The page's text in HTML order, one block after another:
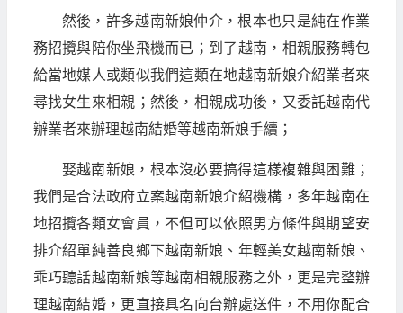
然後，許多越南新娘仲介，根本也只是純在作業
務招攬與陪你坐飛機而已；到了越南，相親服務轉包
給當地媒人或類似我們這類在地越南新娘介紹業者來
尋找女生來相親；然後，相親成功後，又委託越南代
辦業者來辦理越南結婚等越南新娘手續；
娶越南新娘，根本沒必要搞得這樣複雜與困難；
我們是合法政府立案越南新娘介紹機構，多年越南在
地招攬各類女會員，不但可以依照男方條件與期望安
排介紹單純善良鄉下越南新娘、年輕美女越南新娘、
乖巧聽話越南新娘等越南相親服務之外，更是完整辦
理越南結婚，更直接具名向台辦處送件，不用你配合